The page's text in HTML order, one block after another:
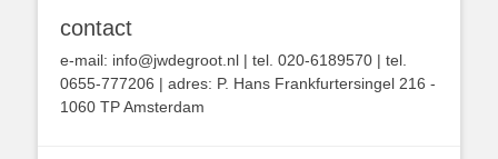
contact
e-mail: info@jwdegroot.nl | tel. 020-6189570 | tel.
0655-777206 | adres: P. Hans Frankfurtersingel 216 -
1060 TP Amsterdam